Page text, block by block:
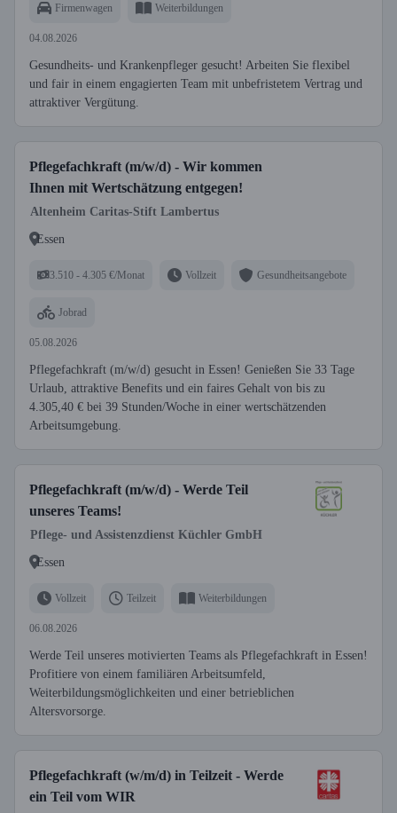
Firmenwagen Weiterbildungen
04.08.2026
Gesundheits- und Krankenpfleger gesucht! Arbeiten Sie flexibel
und fair in einem engagierten Team mit unbefristetem Vertrag und
attraktiver Vergütung.
Pflegefachkraft (m/w/d) - Wir kommen
Ihnen mit Wertschätzung entgegen!
Altenheim Caritas-Stift Lambertus
Essen
3.510 - 4.305 €/Monat Vollzeit Gesundheitsangebote
Jobrad
05.08.2026
Pflegefachkraft (m/w/d) gesucht in Essen! Genießen Sie 33 Tage
Urlaub, attraktive Benefits und ein faires Gehalt von bis zu
4.305,40 € bei 39 Stunden/Woche in einer wertschätzenden
Arbeitsumgebung.
Pflegefachkraft (m/w/d) - Werde Teil
unseres Teams!
Pflege- und Assistenzdienst Küchler GmbH
Essen
Vollzeit Teilzeit Weiterbildungen
06.08.2026
Werde Teil unseres motivierten Teams als Pflegefachkraft in Essen!
Profitiere von einem familiären Arbeitsumfeld,
Weiterbildungsmöglichkeiten und einer betrieblichen
Altersvorsorge.
Pflegefachkraft (w/m/d) in Teilzeit - Werde
ein Teil vom WIR